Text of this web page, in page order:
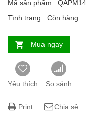
Mã sản phẩm : QAPM14
Tình trạng : Còn hàng
Mua ngay
Yêu thích So sánh
Print Chia sẻ